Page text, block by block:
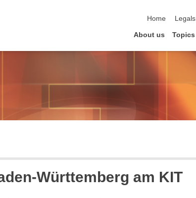
Home
Legals
About us Topics
Württemberg am KIT